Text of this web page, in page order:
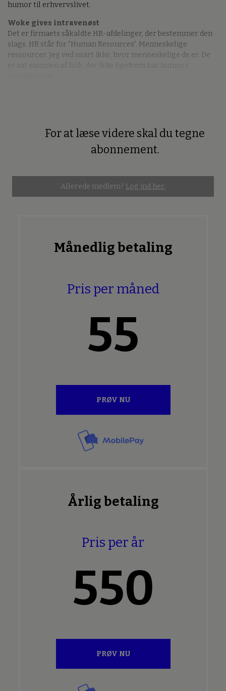
humor til erhvervslivet.
Woke gives intravenøst
Det er firmaets såkaldte HR-afdelinger, der bestemmer den
slags. HR står for ”Human Resources”. Menneskelige
ressourcer. Jeg ved snart ikke, hvor menneskelige de er. De
For at læse videre skal du tegne
abonnement.
Allerede medlem? Log ind her.
Månedlig betaling
Pris per måned
55
PRØV NU
Årlig betaling
Pris per år
550
PRØV NU